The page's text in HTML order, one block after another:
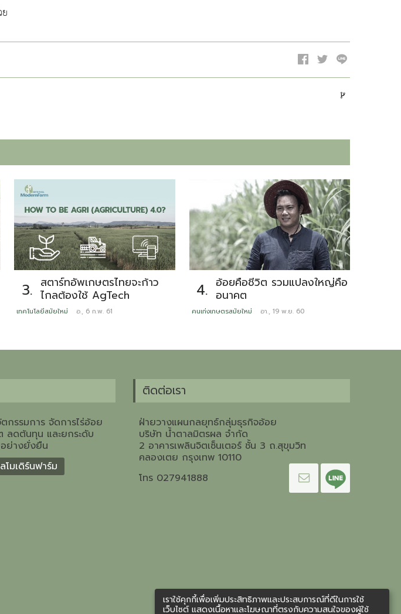
3. สตาร์ทอัพเกษตรไทยจะก้าว
ไกลต้องใช้ AgTech
เทคโนโลยีสมัยใหม่ อ., 6 ก.พ. 61
4. อ้อยคือชีวิต รวมแปลงใหญ่คือ
อนาคต
คนเก่งเกษตรสมัยใหม่ อา., 19 พ.ย. 60
กรรมการ จัดการไร่อ้อย
ลดต้นทุน และยกระดับ
ย่างยั่งยืน
มเดิร์นฟาร์ม
ติดต่อเรา
ฝ่ายวางแผนกลยุทธ์กลุ่มธุรกิจอ้อย
บริษัท น้ำตาลมิตรผล จำกัด
2 อาคารเพลินจิตเซ็นเตอร์ ชั้น 3 ถ.สุขุมวิท
คลองเตย กรุงเทพ 10110
โทร 027941888
เราใช้คุกกี้เพื่อเพิ่มประสิทธิภาพและประสบการณ์ที่ดีในการใช้
เว็บไซต์ แสดงเนื้อหาและโฆษณาที่ตรงกับความสนใจของผู้ใช้